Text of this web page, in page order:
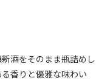
酒をそのまま瓶詰めし
香りと優雅な味わい